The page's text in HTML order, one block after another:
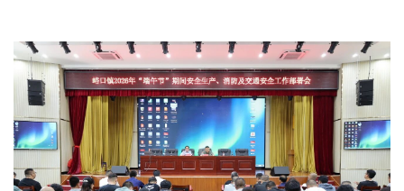
北京宣传文化引导基金
宣传思想文化人才
专题